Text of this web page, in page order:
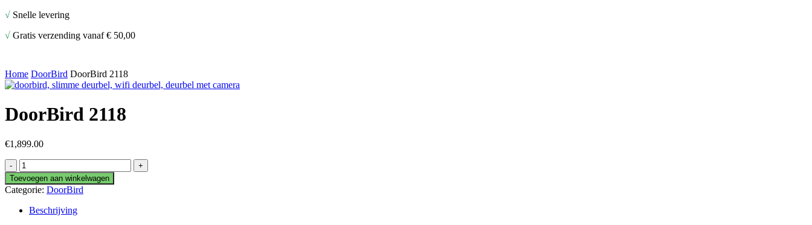
√ Snelle levering
√ Gratis verzending vanaf € 50,00
Home DoorBird DoorBird 2118
DoorBird 2118
€1,899.00
DoorBird
2118
aantal
Toevoegen aan winkelwagen
Categorie: DoorBird
Beschrijving